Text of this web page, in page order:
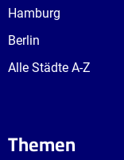
Hamburg
Berlin
Alle Städte A-Z
Themen